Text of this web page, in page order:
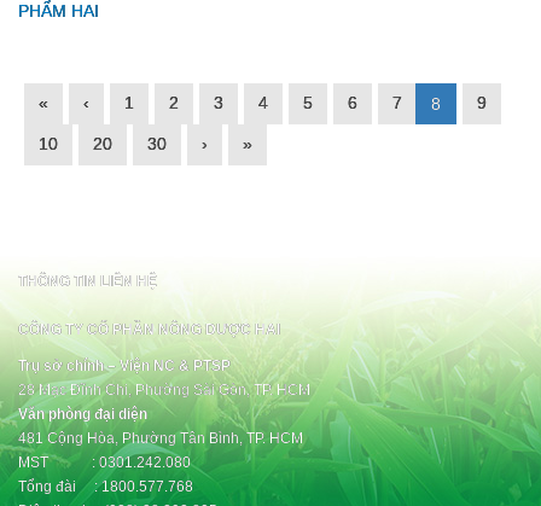
PHẨM HAI
« ‹ 1 2 3 4 5 6 7 8 9
10 20 30 › »
THÔNG TIN LIÊN HỆ
CÔNG TY CỔ PHẦN NÔNG DƯỢC HAI
Trụ sở chính – Viện NC & PTSP
28 Mạc Đĩnh Chi, Phường Sài Gòn, TP. HCM
Văn phòng đại diện
481 Cộng Hòa, Phường Tân Bình, TP. HCM
MST : 0301.242.080
Tổng đài : 1800.577.768